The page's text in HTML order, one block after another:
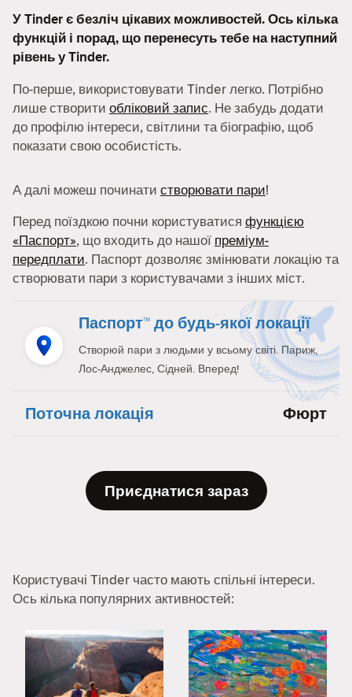
У Tinder є безліч цікавих можливостей. Ось кілька
функцій і порад, що перенесуть тебе на наступний
рівень у Tinder.
По-перше, використовувати Tinder легко. Потрібно
лише створити обліковий запис. Не забудь додати
до профілю інтереси, світлини та біографію, щоб
показати свою особистість.
А далі можеш починати створювати пари!
Перед поїздкою почни користуватися функцією
«Паспорт», що входить до нашої преміум-
передплати. Паспорт дозволяє змінювати локацію та
створювати пари з користувачами з інших міст.
Паспорт™ до будь-якої локації
Створюй пари з людьми у всьому світі. Париж,
Лос-Анджелес, Сідней. Вперед!
Поточна локація Фюрт
Приєднатися зараз
Користувачі Tinder часто мають спільні інтереси.
Ось кілька популярних активностей: